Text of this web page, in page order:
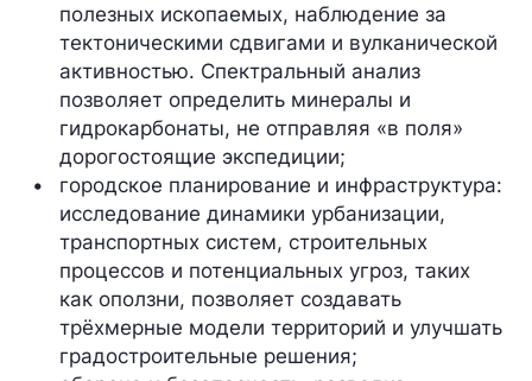
полезных ископаемых, наблюдение за
тектоническими сдвигами и вулканической
активностью. Спектральный анализ
позволяет определить минералы и
гидрокарбонаты, не отправляя «в поля»
дорогостоящие экспедиции;
городское планирование и инфраструктура:
исследование динамики урбанизации,
транспортных систем, строительных
процессов и потенциальных угроз, таких
как оползни, позволяет создавать
трёхмерные модели территорий и улучшать
градостроительные решения;